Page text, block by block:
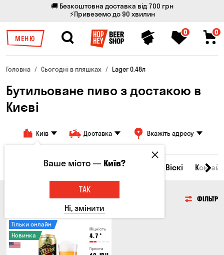
🚚 Безкоштовна доставка від 700 грн
⚡Привеземо до 90 хвилин
МЕНЮ
0 0
Головна Сьогодні в пляшках Lager 0.48л
Бутильоване пиво з достакою в
Києві
Київ Доставка Вкажіть адресу
Всі товари Пиво Сидр Віскі
ФІЛЬТР
Міцність
4.7 °
Гіркота
Тільки онлайн
Новинка
Ваше місто —Київ?
ТАК
Ні, змінити